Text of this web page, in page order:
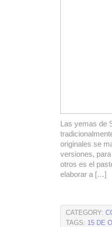
Las yemas de
originales se
versiones,
otros es el
elaborar a […]
CATEGORY:
TAGS: 15 DE